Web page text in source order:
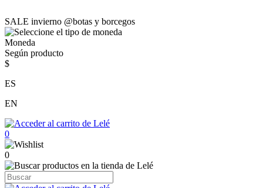
SALE invierno @botas y borcegos
Moneda
Según producto
$
ES
EN
0
0